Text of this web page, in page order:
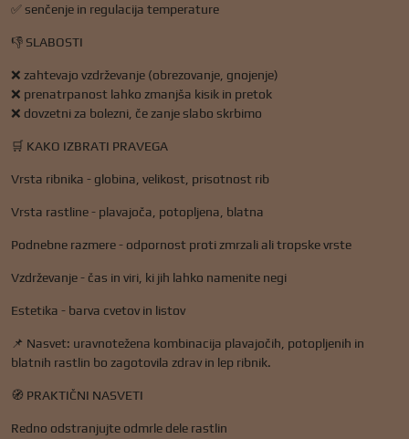
✅ senčenje in regulacija temperature
👎 SLABOSTI
❌ zahtevajo vzdrževanje (obrezovanje, gnojenje)
❌ prenatrpanost lahko zmanjša kisik in pretok
❌ dovzetni za bolezni, če zanje slabo skrbimo
🛒 KAKO IZBRATI PRAVEGA
Vrsta ribnika - globina, velikost, prisotnost rib
Vrsta rastline - plavajoča, potopljena, blatna
Podnebne razmere - odpornost proti zmrzali ali tropske vrste
Vzdrževanje - čas in viri, ki jih lahko namenite negi
Estetika - barva cvetov in listov
📌 Nasvet: uravnotežena kombinacija plavajočih, potopljenih in
blatnih rastlin bo zagotovila zdrav in lep ribnik.
🧭 PRAKTIČNI NASVETI
Redno odstranjujte odmrle dele rastlin